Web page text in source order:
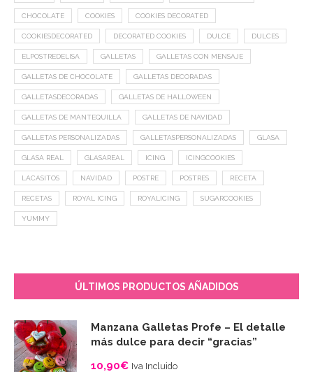
CHOCOLATE COOKIES COOKIES DECORATED
COOKIESDECORATED DECORATED COOKIES DULCE DULCES
ELPOSTREDELISA GALLETAS GALLETAS CON MENSAJE
GALLETAS DE CHOCOLATE GALLETAS DECORADAS
GALLETASDECORADAS GALLETAS DE HALLOWEEN
GALLETAS DE MANTEQUILLA GALLETAS DE NAVIDAD
GALLETAS PERSONALIZADAS GALLETASPERSONALIZADAS GLASA
GLASA REAL GLASAREAL ICING ICINGCOOKIES
LACASITOS NAVIDAD POSTRE POSTRES RECETA
RECETAS ROYAL ICING ROYALICING SUGARCOOKIES
YUMMY
ÚLTIMOS PRODUCTOS AÑADIDOS
Manzana Galletas Profe – El detalle
más dulce para decir “gracias”
10,90€ Iva Incluido